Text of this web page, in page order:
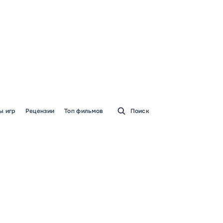
игр Рецензии Топ фильмов Поиск